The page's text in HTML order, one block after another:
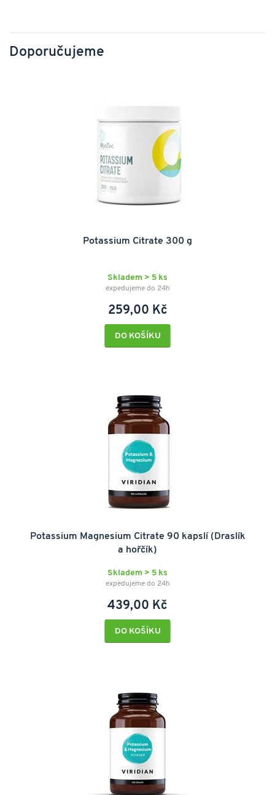
Doporučujeme
Potassium Citrate 300 g
Skladem > 5 ks
expedujeme do 24h
259,00 Kč
DO KOŠÍKU
Potassium Magnesium Citrate 90 kapslí (Draslík
a hořčík)
Skladem > 5 ks
expedujeme do 24h
439,00 Kč
DO KOŠÍKU